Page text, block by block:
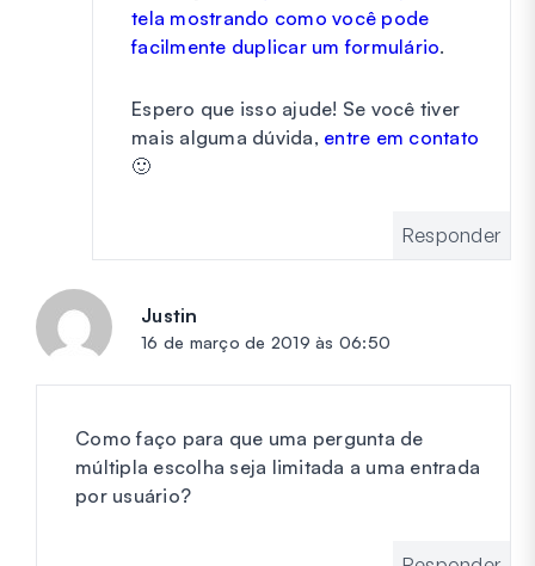
tela mostrando como você pode
facilmente duplicar um formulário.
Espero que isso ajude! Se você tiver
mais alguma dúvida, entre em contato
🙂
Responder
Justin
16 de março de 2019 às 06:50
Como faço para que uma pergunta de
múltipla escolha seja limitada a uma entrada
por usuário?